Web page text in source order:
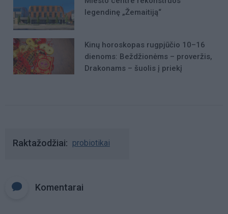
legendinę „Žemaitiją“
Kinų horoskopas rugpjūčio 10–16
dienoms: Beždžionėms – proveržis,
Drakonams – šuolis į priekį
Raktažodžiai probiotikai
Komentarai